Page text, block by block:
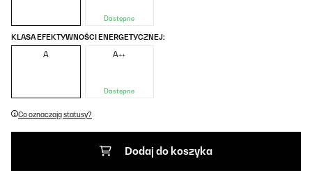
Dostępne
KLASA EFEKTYWNOŚCI ENERGETYCZNEJ:
A A++
Dostępne
Co oznaczają statusy?
Dodaj do koszyka